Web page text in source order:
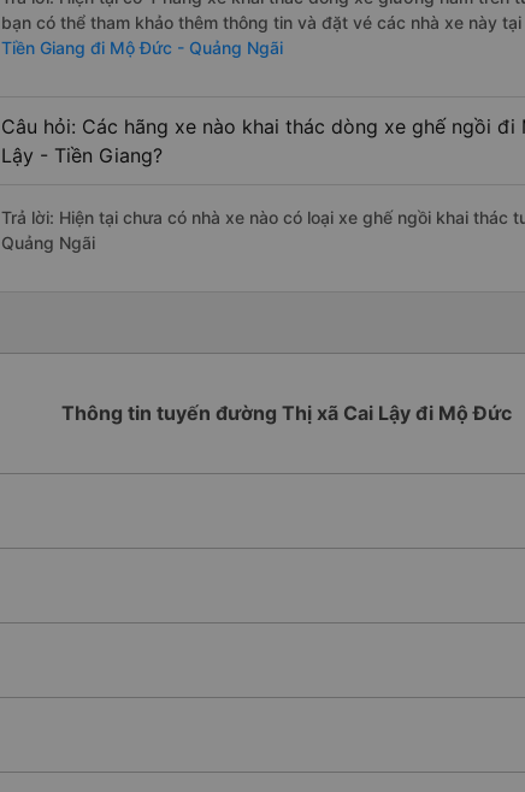
bạn có thể tham khảo thêm thông tin và đặt vé các nhà xe này
Tiền Giang đi Mộ Đức - Quảng Ngãi
Câu hỏi: Các hãng xe nào khai thác dòng xe ghế ngồi
Lậy - Tiền Giang?
Trả lời: Hiện tại chưa có nhà xe nào có loại xe ghế ngồi khai thác
Quảng Ngãi
Thông tin tuyến đường Thị xã Cai Lậy đi Mộ Đức